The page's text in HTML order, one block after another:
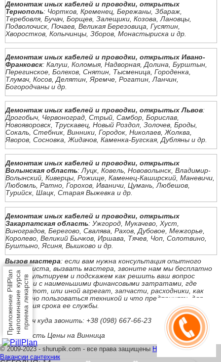
Приложение PillPlanнапоминание курсаприема лекарств
Демонтаж иных кабелей и проводки, открытых
Тернополь: Чортков, Кременец, Бережаны, Збараж,
Теребовля, Бучач, Борщев, Залещики, Козова, Лановцы,
Подволочиск, Почаев, Великая Березовица, Гусятин,
Хворостков, Копычинцы, Зборов, Монастыриска и др.
Демонтаж иных кабелей и проводки, открытых Ивано-
Франковск: Калуш, Коломыя, Надворная, Долина, Бурштын,
Перегинское, Болехов, Снятин, Тысменица, Городенка,
Тлумач, Косов, Делятин, Яремче, Рогатин, Ланчин,
Богородчаны и др.
Демонтаж иных кабелей и проводки, открытых Львов:
Дрогобыч, Червоноград, Стрый, Самбор, Борислав,
Новояворовск, Трускавец, Новый Роздол, Золочев, Броды,
Сокаль, Стебник, Винники, Городок, Николаев, Жолква,
Яворов, Сосновка, Жидачов, Каменка-Бугская, Дубляны и др.
Демонтаж иных кабелей и проводки, открытых
Волынская область: Луцк, Ковель, Нововолынск, Владимир-
Волынский, Киверцы, Рожище, Каменец-Каширский, Маневичи,
Любомль, Ратно, Горохов, Иваничи, Цумань, Любешов,
Турийск, Шацк, Старая Выжевка и др.
Демонтаж иных кабелей и проводки, открытых
Закарпатская область: Ужгород, Мукачево, Хуст,
Виноградов, Берегово, Свалява, Рахов, Дубовое, Межгорье,
Королево, Великий Бычков, Иршава, Тячев, Чоп, Солотвино,
Буштыно, Ясиня, Вышково и др.
Вызов мастера: если вам нужна консультация опытного
специалиста, вызвать мастера, звоните нам мы бесплатно
проконсультируем и подскажем как решить ваш вопрос
быстро и с наименьшими финансовыми затратами, где
купить тот, или иной агрегат, запчасти, расходники, как
безопасно пользоваться техникой и что предпринять для
продления срока ее службы.
Под ключ куда звонить: +38 (098) 667-66-23
Стоимость Цены на Винница
© 2009-2023 - shurupik.com - все права защищены Написать нам|
Вакансии сантехник